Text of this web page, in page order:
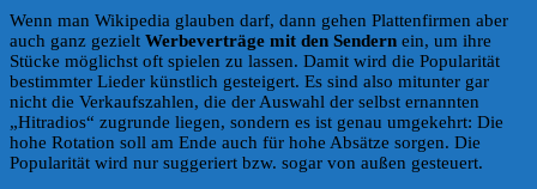
Wenn man Wikipedia glauben darf, dann gehen Plattenfirmen aber
auch ganz gezielt Werbeverträge mit den Sendern ein, um ihre
Stücke möglichst oft spielen zu lassen. Damit wird die Popularität
bestimmter Lieder künstlich gesteigert. Es sind also mitunter gar
nicht die Verkaufszahlen, die der Auswahl der selbst ernannten
„Hitradios“ zugrunde liegen, sondern es ist genau umgekehrt: Die
hohe Rotation soll am Ende auch für hohe Absätze sorgen. Die
Popularität wird nur suggeriert bzw. sogar von außen gesteuert.